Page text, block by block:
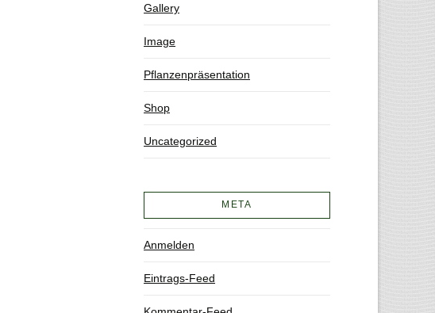
Gallery
Image
Pflanzenpräsentation
Shop
Uncategorized
META
Anmelden
Eintrags-Feed